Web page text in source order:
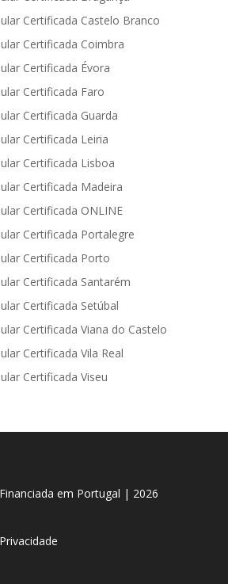
Certificada Castelo Branco
Certificada Coimbra
Certificada Évora
Certificada Faro
Certificada Guarda
Certificada Leiria
Certificada Lisboa
Certificada Madeira
Certificada ONLINE
Certificada Portalegre
Certificada Porto
Certificada Santarém
Certificada Setúbal
Certificada Viana do Castelo
Certificada Vila Real
Certificada Viseu
em Portugal | 2026